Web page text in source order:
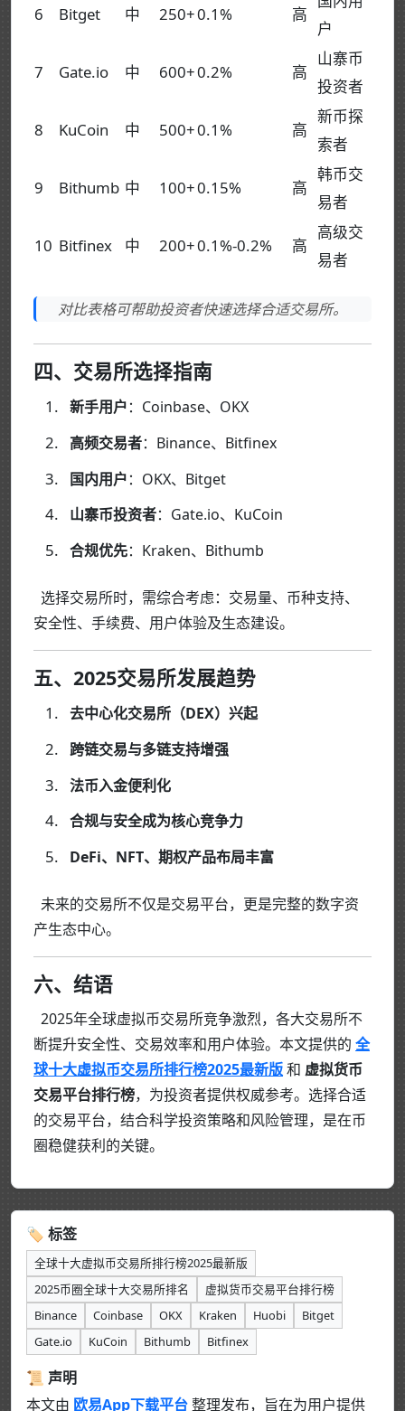
6 Bitget 中 250+0.1% 高
户
7 Gate.io 中 600+0.2% 高
山寨币
投资者
8 KuCoin 中 500+0.1% 高
新币探
索者
9 Bithumb 中 100+0.15% 高
韩币交
易者
10 Bitfinex 中 200+0.1%-0.2% 高
高级交
易者
对比表格可帮助投资者快速选择合适交易所。
四、交易所选择指南
新手用户：Coinbase、OKX
高频交易者：Binance、Bitfinex
国内用户：OKX、Bitget
山寨币投资者：Gate.io、KuCoin
合规优先：Kraken、Bithumb
选择交易所时，需综合考虑：交易量、币种支持、
安全性、手续费、用户体验及生态建设。
五、2025交易所发展趋势
去中心化交易所（DEX）兴起
跨链交易与多链支持增强
法币入金便利化
合规与安全成为核心竞争力
DeFi、NFT、期权产品布局丰富
未来的交易所不仅是交易平台，更是完整的数字资
产生态中心。
六、结语
2025年全球虚拟币交易所竞争激烈，各大交易所不
断提升安全性、交易效率和用户体验。本文提供的 全
球十大虚拟币交易所排行榜2025最新版和 虚拟货币
交易平台排行榜，为投资者提供权威参考。选择合适
的交易平台，结合科学投资策略和风险管理，是在币
圈稳健获利的关键。
🏷 标签
全球十大虚拟币交易所排行榜2025最新版
2025币圈全球十大交易所排名
虚拟货币交易平台排行榜
Binance
Coinbase OKX Kraken Huobi
Bitget
Gate.io
KuCoin Bithumb Bitfinex
📜 声明
本文由 欧易App下载平台整理发布，旨在为用户提供